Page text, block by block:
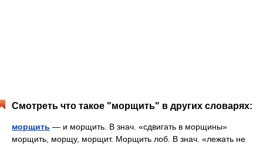
Смотреть что такое "морщить" в других словарях:
морщить — и морщить. В знач. «сдвигать в морщины»
морщить, морщу, морщит. Морщить лоб. В знач. «лежать не